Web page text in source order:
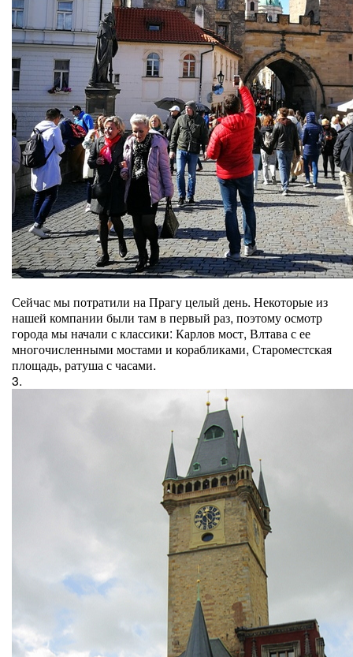
Сейчас мы потратили на Прагу целый день. Некоторые из
нашей компании были там в первый раз, поэтому осмотр
города мы начали с классики: Карлов мост, Влтава с ее
многочисленными мостами и корабликами, Староместская
площадь, ратуша с часами.
3.